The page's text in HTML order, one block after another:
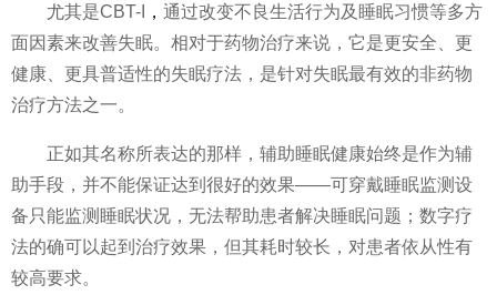
尤其是CBT-I ， 通过改变不良生活行为及睡眠习惯等多方
面因素来改善失眠。相对于药物治疗来说，它是更安全、更
健康、更具普适性的失眠疗法，是针对失眠最有效的非药物
治疗方法之一。
正如其名称所表达的那样，辅助睡眠健康始终是作为辅
助手段，并不能保证达到很好的效果——可穿戴睡眠监测设
备只能监测睡眠状况，无法帮助患者解决睡眠问题；数字疗
法的确可以起到治疗效果，但其耗时较长，对患者依从性有
较高要求。